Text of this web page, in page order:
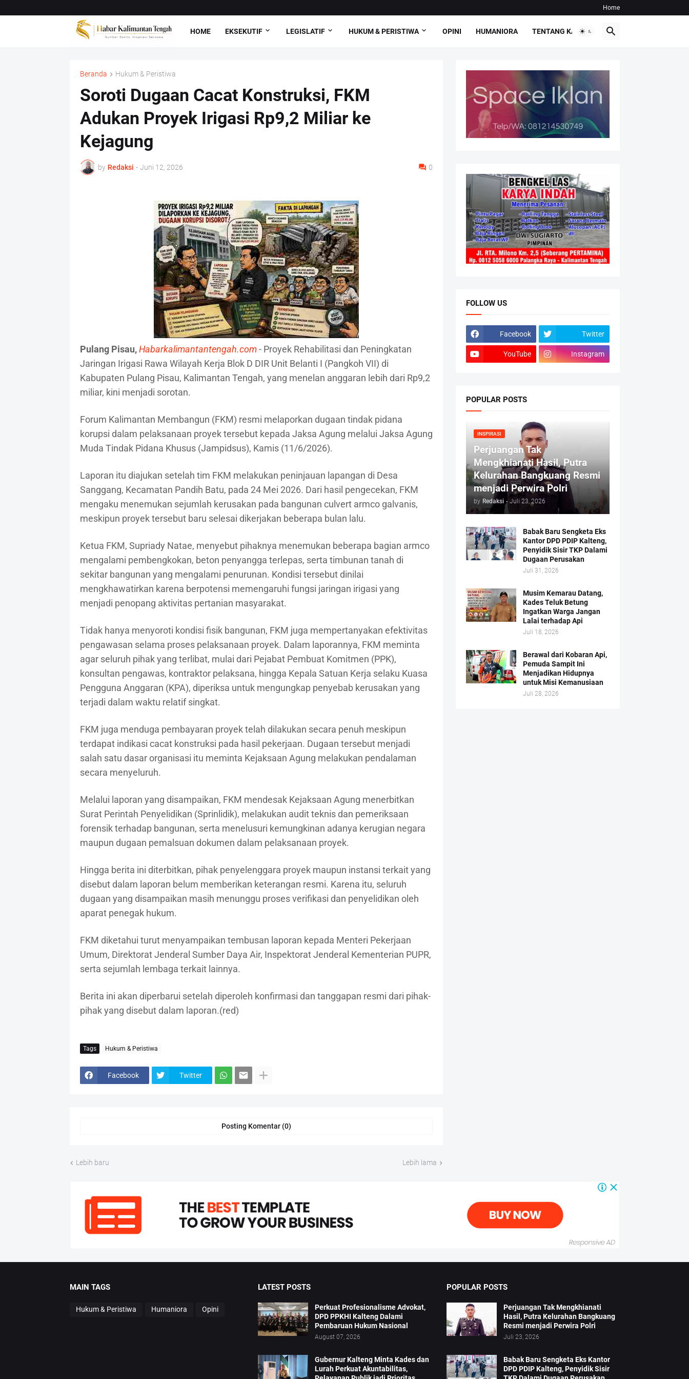
Home
HOME EKSEKUTIF LEGISLATIF HUKUM & PERISTIWA OPINI HUMANIORA TENTANG KAMI
Beranda Hukum & Peristiwa
Soroti Dugaan Cacat Konstruksi, FKM
Adukan Proyek Irigasi Rp9,2 Miliar ke
Kejagung
by Redaksi - Juni 12, 2026 0
Pulang Pisau, Habarkalimantantengah.com- Proyek Rehabilitasi dan Peningkatan
Jaringan Irigasi Rawa Wilayah Kerja Blok D DIR Unit Belanti I (Pangkoh VII) di
Kabupaten Pulang Pisau, Kalimantan Tengah, yang menelan anggaran lebih dari Rp9,2
miliar, kini menjadi sorotan.
Forum Kalimantan Membangun (FKM) resmi melaporkan dugaan tindak pidana
korupsi dalam pelaksanaan proyek tersebut kepada Jaksa Agung melalui Jaksa Agung
Muda Tindak Pidana Khusus (Jampidsus), Kamis (11/6/2026).
Laporan itu diajukan setelah tim FKM melakukan peninjauan lapangan di Desa
Sanggang, Kecamatan Pandih Batu, pada 24 Mei 2026. Dari hasil pengecekan, FKM
mengaku menemukan sejumlah kerusakan pada bangunan culvert armco galvanis,
meskipun proyek tersebut baru selesai dikerjakan beberapa bulan lalu.
Ketua FKM, Supriady Natae, menyebut pihaknya menemukan beberapa bagian armco
mengalami pembengkokan, beton penyangga terlepas, serta timbunan tanah di
sekitar bangunan yang mengalami penurunan. Kondisi tersebut dinilai
mengkhawatirkan karena berpotensi memengaruhi fungsi jaringan irigasi yang
menjadi penopang aktivitas pertanian masyarakat.
Tidak hanya menyoroti kondisi fisik bangunan, FKM juga mempertanyakan efektivitas
pengawasan selama proses pelaksanaan proyek. Dalam laporannya, FKM meminta
agar seluruh pihak yang terlibat, mulai dari Pejabat Pembuat Komitmen (PPK),
konsultan pengawas, kontraktor pelaksana, hingga Kepala Satuan Kerja selaku Kuasa
Pengguna Anggaran (KPA), diperiksa untuk mengungkap penyebab kerusakan yang
terjadi dalam waktu relatif singkat.
FKM juga menduga pembayaran proyek telah dilakukan secara penuh meskipun
terdapat indikasi cacat konstruksi pada hasil pekerjaan. Dugaan tersebut menjadi
salah satu dasar organisasi itu meminta Kejaksaan Agung melakukan pendalaman
secara menyeluruh.
Melalui laporan yang disampaikan, FKM mendesak Kejaksaan Agung menerbitkan
Surat Perintah Penyelidikan (Sprinlidik), melakukan audit teknis dan pemeriksaan
forensik terhadap bangunan, serta menelusuri kemungkinan adanya kerugian negara
maupun dugaan pemalsuan dokumen dalam pelaksanaan proyek.
Hingga berita ini diterbitkan, pihak penyelenggara proyek maupun instansi terkait yang
disebut dalam laporan belum memberikan keterangan resmi. Karena itu, seluruh
dugaan yang disampaikan masih menunggu proses verifikasi dan penyelidikan oleh
aparat penegak hukum.
FKM diketahui turut menyampaikan tembusan laporan kepada Menteri Pekerjaan
Umum, Direktorat Jenderal Sumber Daya Air, Inspektorat Jenderal Kementerian PUPR,
serta sejumlah lembaga terkait lainnya.
Berita ini akan diperbarui setelah diperoleh konfirmasi dan tanggapan resmi dari pihak-
pihak yang disebut dalam laporan.(red)
Tags Hukum & Peristiwa
Facebook Twitter
Posting Komentar (0)
Lebih baru Lebih lama
FOLLOW US
Facebook Twitter
YouTube Instagram
POPULAR POSTS
INSPIRASI
Perjuangan Tak
Mengkhianati Hasil, Putra
Kelurahan Bangkuang Resmi
menjadi Perwira Polri
by Redaksi - Juli 23, 2026
Babak Baru Sengketa Eks
Kantor DPD PDIP Kalteng,
Penyidik Sisir TKP Dalami
Dugaan Perusakan
Juli 31, 2026
Musim Kemarau Datang,
Kades Teluk Betung
Ingatkan Warga Jangan
Lalai terhadap Api
Juli 18, 2026
Berawal dari Kobaran Api,
Pemuda Sampit Ini
Menjadikan Hidupnya
untuk Misi Kemanusiaan
Juli 28, 2026
MAIN TAGS
Hukum & Peristiwa Humaniora Opini
LATEST POSTS
Perkuat Profesionalisme Advokat,
DPD PPKHI Kalteng Dalami
Pembaruan Hukum Nasional
August 07, 2026
Gubernur Kalteng Minta Kades dan
Lurah Perkuat Akuntabilitas,
POPULAR POSTS
Perjuangan Tak Mengkhianati
Hasil, Putra Kelurahan Bangkuang
Resmi menjadi Perwira Polri
Juli 23, 2026
Babak Baru Sengketa Eks Kantor
DPD PDIP Kalteng, Penyidik Sisir